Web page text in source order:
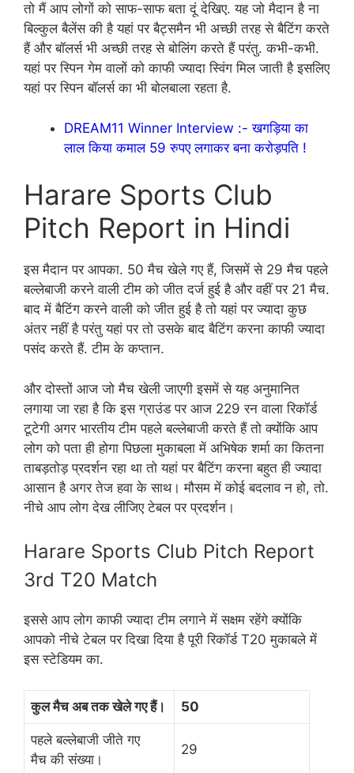
तो मैं आप लोगों को साफ-साफ बता दूं देखिए. यह जो मैदान है ना
बिल्कुल बैलेंस की है यहां पर बैट्समैन भी अच्छी तरह से बैटिंग करते
हैं और बॉलर्स भी अच्छी तरह से बोलिंग करते हैं परंतु. कभी-कभी.
यहां पर स्पिन गेम वालों को काफी ज्यादा स्विंग मिल जाती है इसलिए
यहां पर स्पिन बॉलर्स का भी बोलबाला रहता है.
DREAM11 Winner Interview :- खगड़िया का
लाल किया कमाल 59 रुपए लगाकर बना करोड़पति !
Harare Sports Club
Pitch Report in Hindi
इस मैदान पर आपका. 50 मैच खेले गए हैं, जिसमें से 29 मैच पहले
बल्लेबाजी करने वाली टीम को जीत दर्ज हुई है और वहीं पर 21 मैच.
बाद में बैटिंग करने वाली को जीत हुई है तो यहां पर ज्यादा कुछ
अंतर नहीं है परंतु यहां पर तो उसके बाद बैटिंग करना काफी ज्यादा
पसंद करते हैं. टीम के कप्तान.
और दोस्तों आज जो मैच खेली जाएगी इसमें से यह अनुमानित
लगाया जा रहा है कि इस ग्राउंड पर आज 229 रन वाला रिकॉर्ड
टूटेगी अगर भारतीय टीम पहले बल्लेबाजी करते हैं तो क्योंकि आप
लोग को पता ही होगा पिछला मुकाबला में अभिषेक शर्मा का कितना
ताबड़तोड़ प्रदर्शन रहा था तो यहां पर बैटिंग करना बहुत ही ज्यादा
आसान है अगर तेज हवा के साथ। मौसम में कोई बदलाव न हो, तो.
नीचे आप लोग देख लीजिए टेबल पर प्रदर्शन।
Harare Sports Club Pitch Report
3rd T20 Match
इससे आप लोग काफी ज्यादा टीम लगाने में सक्षम रहेंगे क्योंकि
आपको नीचे टेबल पर दिखा दिया है पूरी रिकॉर्ड T20 मुकाबले में
इस स्टेडियम का.
कुल मैच अब तक खेले गए हैं। 50
पहले बल्लेबाजी जीते गए
मैच की संख्या।
29